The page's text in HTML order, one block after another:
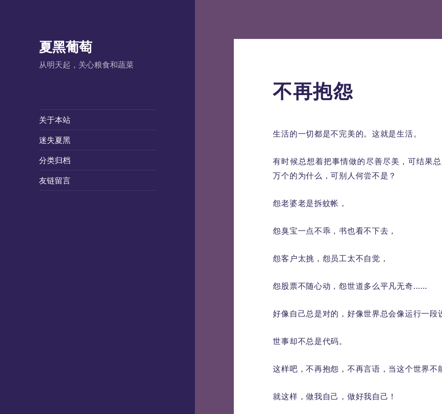
夏黑葡萄
从明天起，关心粮食和蔬菜
关于本站
迷失夏黑
分类归档
友链留言
不再抱怨
生活的一切都是不完美的。这就是生活。
有时候总想着把事情做的尽善尽美，可结果
万个的为什么，可别人何尝不是？
怨老婆老是拆蚊帐，
怨臭宝一点不乖，书也看不下去，
怨客户太挑，怨员工太不自觉，
怨股票不随心动，怨世道多么平凡无奇……
好像自己总是对的，好像世界总会像运行一段
世事却不总是代码。
这样吧，不再抱怨，不再言语，当这个世界不
就这样，做我自己，做好我自己！